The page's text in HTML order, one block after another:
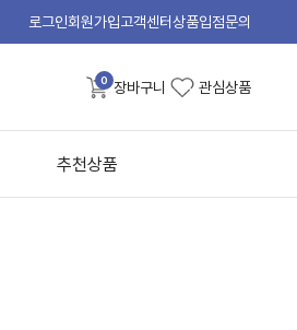
로그인회원가입고객센터상품입점문의
0 장바구니 관심상품
추천상품